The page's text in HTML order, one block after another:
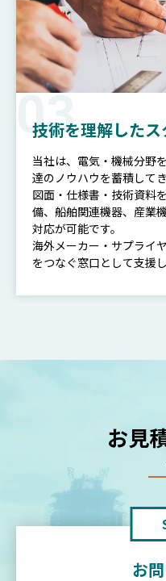
03
技術を理解した
当社は、電気・機械分野
達のノウハウを蓄積してき
図面・仕様書・技術資料
備、船舶関連機器、産業
対応が可能です。
海外メーカー・サプライ
をつなぐ窓口として支援し
お見
お